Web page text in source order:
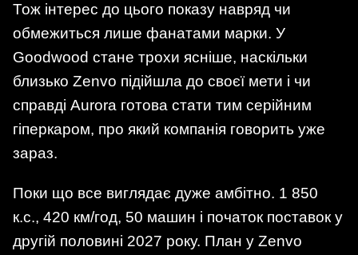
Тож інтерес до цього показу навряд чи
обмежиться лише фанатами марки. У
Goodwood стане трохи ясніше, наскільки
близько Zenvo підійшла до своєї мети і чи
справді Aurora готова стати тим серійним
гіперкаром, про який компанія говорить уже
зараз.
Поки що все виглядає дуже амбітно. 1 850
к.с., 420 км/год, 50 машин і початок поставок у
другій половині 2027 року. План у Zenvo